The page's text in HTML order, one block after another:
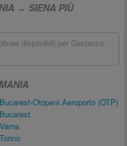
↔ SIENA PIÙ
disponibili per Costanza,
Otopeni Aeroporto (OTP)